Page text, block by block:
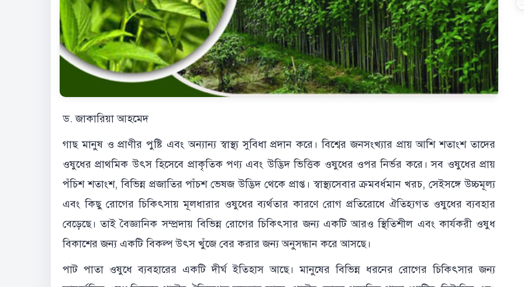
ড. জাকারিয়া আহমেদ
গাছ মানুষ ও প্রাণীর পুষ্টি এবং অন্যান্য স্বাস্থ্য সুবিধা প্রদান করে। বিশ্বের জনসংখ্যার প্রায় আশি শতাংশ তাদের
ওষুধের প্রাথমিক উৎস হিসেবে প্রাকৃতিক পণ্য এবং উদ্ভিদ ভিত্তিক ওষুধের ওপর নির্ভর করে। সব ওষুধের প্রায়
পঁচিশ শতাংশ, বিভিন্ন প্রজাতির পাঁচশ ভেষজ উদ্ভিদ থেকে প্রাপ্ত। স্বাস্থ্যসেবার ক্রমবর্ধমান খরচ, সেইসঙ্গে উচ্চমূল্য
এবং কিছু রোগের চিকিৎসায় মূলধারার ওষুধের ব্যর্থতার কারণে রোগ প্রতিরোধে ঐতিহ্যগত ওষুধের ব্যবহার
বেড়েছে। তাই বৈজ্ঞানিক সম্প্রদায় বিভিন্ন রোগের চিকিৎসার জন্য একটি আরও স্থিতিশীল এবং কার্যকরী ওষুধ
বিকাশের জন্য একটি বিকল্প উৎস খুঁজে বের করার জন্য অনুসন্ধান করে আসছে।
পাট পাতা ওষুধে ব্যবহারের একটি দীর্ঘ ইতিহাস আছে। মানুষের বিভিন্ন ধরনের রোগের চিকিৎসার জন্য